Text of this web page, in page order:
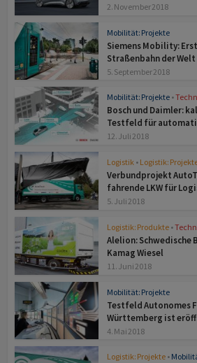
2. November 2018
Mobilität: Projekte
Siemens Mobility:
Straßenbahn der Welt
5. September 2018
Mobilität: Projekte •
Bosch und Daimler:
Testfeld für
12. Juli 2018
Logistik • Logistik:
Verbundprojekt
fahrende LKW für
5. Juli 2018
Logistik: Produkte •
Alelion: Schwedische
Kamag Wiesel
11. Juni 2018
Mobilität: Projekte
Testfeld Autonomes
Württemberg ist
4. Mai 2018
Logistik: Projekte •